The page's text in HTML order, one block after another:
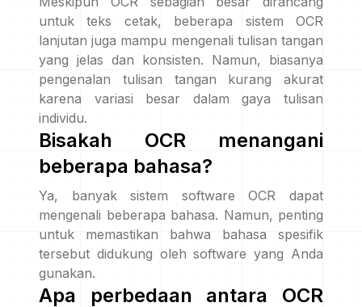
untuk teks cetak, beberapa sistem OCR
lanjutan juga mampu mengenali tulisan tangan
yang jelas dan konsisten. Namun, biasanya
pengenalan tulisan tangan kurang akurat
karena variasi besar dalam gaya tulisan
individu.
Bisakah OCR menangani
beberapa bahasa?
Ya, banyak sistem software OCR dapat
mengenali beberapa bahasa. Namun, penting
untuk memastikan bahwa bahasa spesifik
tersebut didukung oleh software yang Anda
gunakan.
Apa perbedaan antara OCR